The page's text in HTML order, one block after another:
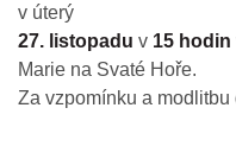
v úterý
27. listopadu v 15 hodin
Marie na Svaté Hoře.
Za vzpomínku a